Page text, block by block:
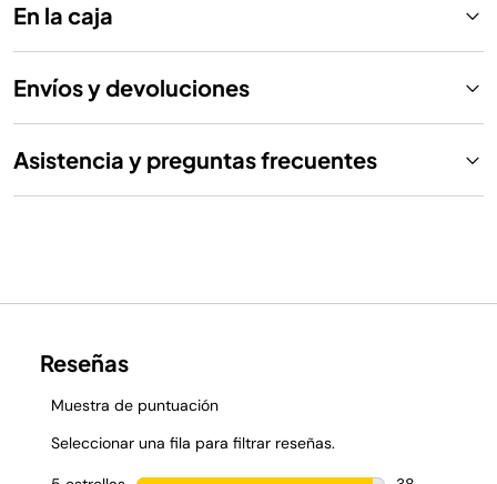
En la caja
Envíos y devoluciones
Asistencia y preguntas frecuentes